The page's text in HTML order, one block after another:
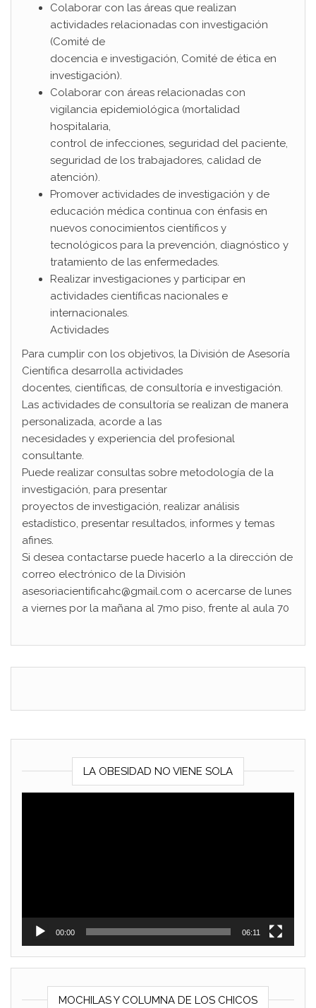
Colaborar con las áreas que realizan
actividades relacionadas con investigación
(Comité de
docencia e investigación, Comité de ética en
investigación).
Colaborar con áreas relacionadas con
vigilancia epidemiológica (mortalidad
hospitalaria,
control de infecciones, seguridad del paciente,
seguridad de los trabajadores, calidad de
atención).
Promover actividades de investigación y de
educación médica continua con énfasis en
nuevos conocimientos científicos y
tecnológicos para la prevención, diagnóstico y
tratamiento de las enfermedades.
Realizar investigaciones y participar en
actividades científicas nacionales e
internacionales.
Actividades
Para cumplir con los objetivos, la División de Asesoría
Científica desarrolla actividades
docentes, científicas, de consultoría e investigación.
Las actividades de consultoría se realizan de manera
personalizada, acorde a las
necesidades y experiencia del profesional
consultante.
Puede realizar consultas sobre metodología de la
investigación, para presentar
proyectos de investigación, realizar análisis
estadístico, presentar resultados, informes y temas
afines.
Si desea contactarse puede hacerlo a la dirección de
correo electrónico de la División
asesoriacientificahc@gmail.com o acercarse de lunes
a viernes por la mañana al 7mo piso, frente al aula 70
LA OBESIDAD NO VIENE SOLA
00:00 06:11
MOCHILAS Y COLUMNA DE LOS CHICOS